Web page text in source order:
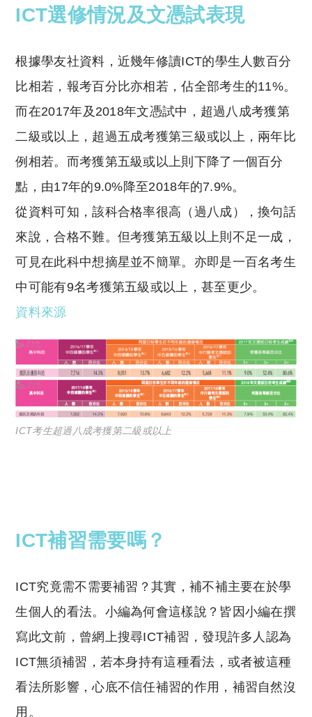
ICT選修情況及文憑試表現
根據學友社資料，近幾年修讀ICT的學生人數百分
比相若，報考百分比亦相若，佔全部考生的11%。
而在2017年及2018年文憑試中，超過八成考獲第
二級或以上，超過五成考獲第三級或以上，兩年比
例相若。而考獲第五級或以上則下降了一個百分
點，由17年的9.0%降至2018年的7.9%。
從資料可知，該科合格率很高（過八成），換句話
來說，合格不難。但考獲第五級以上則不足一成，
可見在此科中想摘星並不簡單。亦即是一百名考生
中可能有9名考獲第五級或以上，甚至更少。
資料來源
ICT考生超過八成考獲第二級或以上
ICT補習需要嗎？
ICT究竟需不需要補習？其實，補不補主要在於學
生個人的看法。小編為何會這樣說？皆因小編在撰
寫此文前，曾網上搜尋ICT補習，發現許多人認為
ICT無須補習，若本身持有這種看法，或者被這種
看法所影響，心底不信任補習的作用，補習自然沒
用。